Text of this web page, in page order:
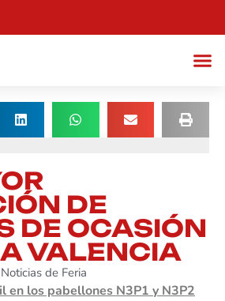
DE
DE OCASIÓN
VALENCIA
Noticias de Feria
en los pabellones N3P1 y N3P2